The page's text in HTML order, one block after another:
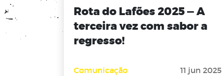
Rota do Lafões 2025 — A
terceira vez com sabor a
regresso!
Comunicação 11 jun 2025